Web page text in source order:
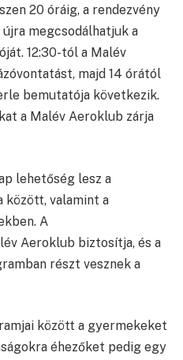
20 óráig, a rendezvény
újra megcsodálhatjuk a
12:30-tól a Malév
majd 14 órától
bemutatója következik.
a Malév Aeroklub zárja
lehetőség lesz a
között, valamint a
A
Aeroklub biztosítja, és a
részt vesznek a
között a gyermekeket
éhezőket pedig egy